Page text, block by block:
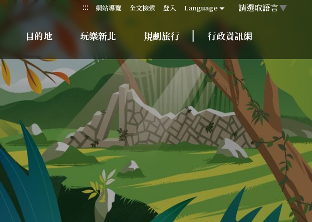
::: 網站導覽 全文檢索 登入 Language 請選取語言▼
目的地 玩樂新北 規劃旅行 行政資訊網